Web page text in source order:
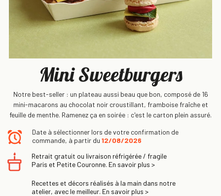
Mini Sweetburgers
Notre best-seller : un plateau aussi beau que bon, composé de 16
mini-macarons au chocolat noir croustillant, framboise fraîche et
feuille de menthe. Ramenez ça en soirée : c'est le carton plein assuré.
Date à sélectionner lors de votre confirmation de
commande, à partir du 12/08/2026
Retrait gratuit ou livraison réfrigérée / fragile
Paris et Petite Couronne. En savoir plus >
Recettes et décors réalisés à la main dans notre
atelier, avec le meilleur. En savoir plus >